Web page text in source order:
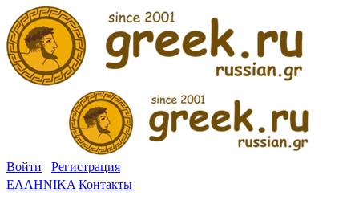
Войти
Регистрация
ΕΛΛΗΝΙΚΑ Контакты